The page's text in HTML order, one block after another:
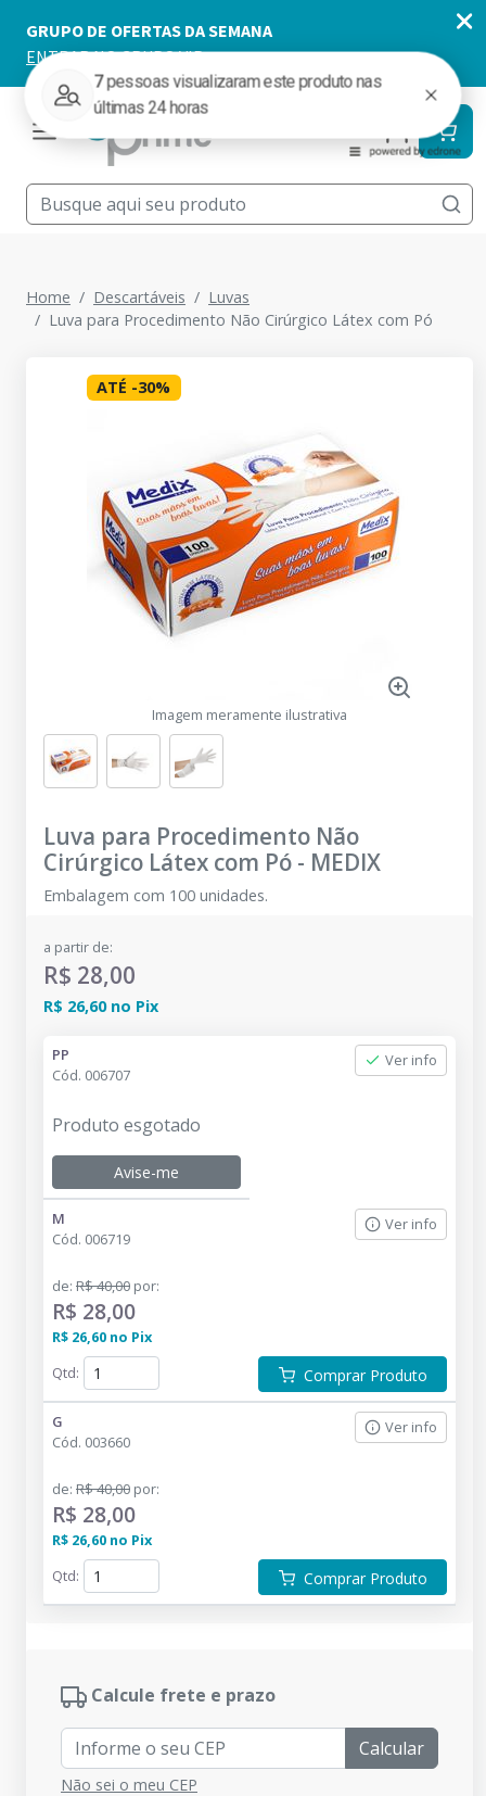
Home Descartáveis
Luvas
Luva para Procedimento Não Cirúrgico Látex com Pó
ATÉ -30%
Imagem meramente ilustrativa
Luva para Procedimento Não
Cirúrgico Látex com Pó - MEDIX
Embalagem com 100 unidades.
a partir de:
R$ 28,00
R$ 26,60 no Pix
PP
Cód. 006707
Ver info
Produto esgotado
Avise-me
M
Cód. 006719
Ver info
de: R$ 40,00 por:
R$ 28,00
R$ 26,60 no Pix
Qtd: Comprar Produto
G
Cód. 003660
Ver info
de: R$ 40,00 por:
R$ 28,00
R$ 26,60 no Pix
Qtd: Comprar Produto
Calcule frete e prazo
Calcular
Não sei o meu CEP